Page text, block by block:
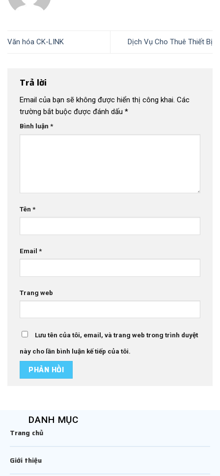
Văn hóa CK-LINK Dịch Vụ Cho Thuê Thiết Bị
Trả lời
Email của bạn sẽ không được hiển thị công khai. Các
trường bắt buộc được đánh dấu *
Bình luận *
Tên *
Email *
Trang web
Lưu tên của tôi, email, và trang web trong trình duyệt
này cho lần bình luận kế tiếp của tôi.
DANH MỤC
Trang chủ
Giới thiệu